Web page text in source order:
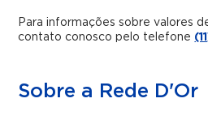
Para informações sobre valores
contato conosco pelo telefone
Sobre a Rede D'Or